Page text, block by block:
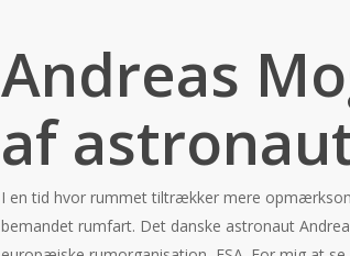
Andreas
af
I en tid hvor rummet tiltrækker mere
bemandet rumfart. Det danske astronaut